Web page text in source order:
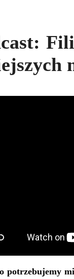
potrzebujemy